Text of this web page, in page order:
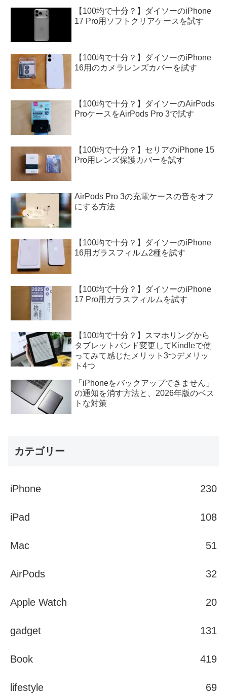
【100均で十分？】ダイソーのiPhone
17 Pro用ソフトクリアケースを試す
【100均で十分？】ダイソーのiPhone
16用のカメラレンズカバーを試す
【100均で十分？】ダイソーのAirPods
ProケースをAirPods Pro 3で試す
【100均で十分？】セリアのiPhone 15
Pro用レンズ保護カバーを試す
AirPods Pro 3の充電ケースの音をオフ
にする方法
【100均で十分？】ダイソーのiPhone
16用ガラスフィルム2種を試す
【100均で十分？】ダイソーのiPhone
17 Pro用ガラスフィルムを試す
【100均で十分？】スマホリングから
タブレットバンド変更してKindleで使
ってみて感じたメリット3つデメリッ
ト4つ
「iPhoneをバックアップできません」
の通知を消す方法と、2026年版のベス
トな対策
カテゴリー
iPhone 230
iPad 108
Mac 51
AirPods 32
Apple Watch 20
gadget 131
Book 419
lifestyle 69